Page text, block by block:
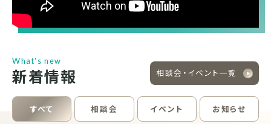
新着情報
すべて 相談会 イベント お知らせ
相談会・イベント一覧